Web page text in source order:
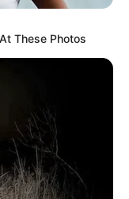
These Photos